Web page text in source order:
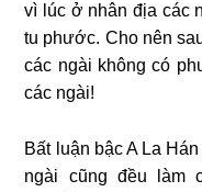
vì lúc ở nhân địa các
tu phước. Cho nên
các ngài không có
các ngài!
Bất luận bậc A La
ngài cũng đều làm